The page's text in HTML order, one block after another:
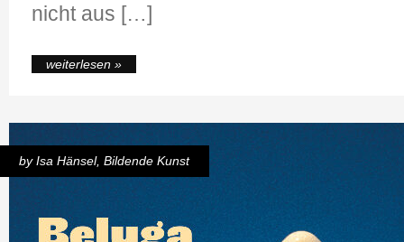
nicht aus […]
weiterlesen »
by Isa Hänsel, Bildende Kunst